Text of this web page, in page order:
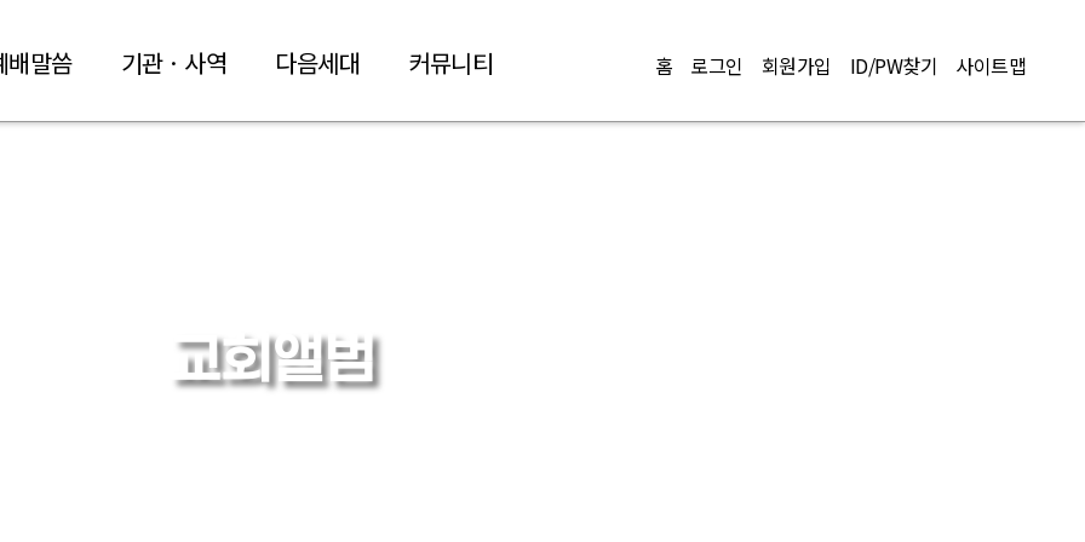
홈 로그인 회원가입 ID/PW찾기 사이트맵
배말씀 기관 · 사역 다음세대 커뮤니티
교회앨범